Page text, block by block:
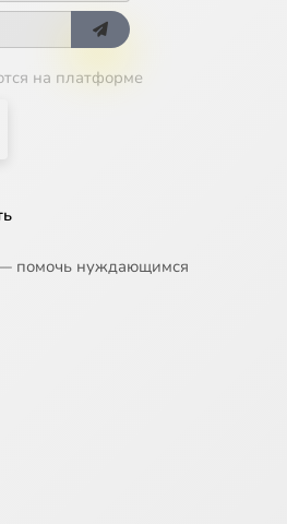
на платформе
— помочь нуждающимся